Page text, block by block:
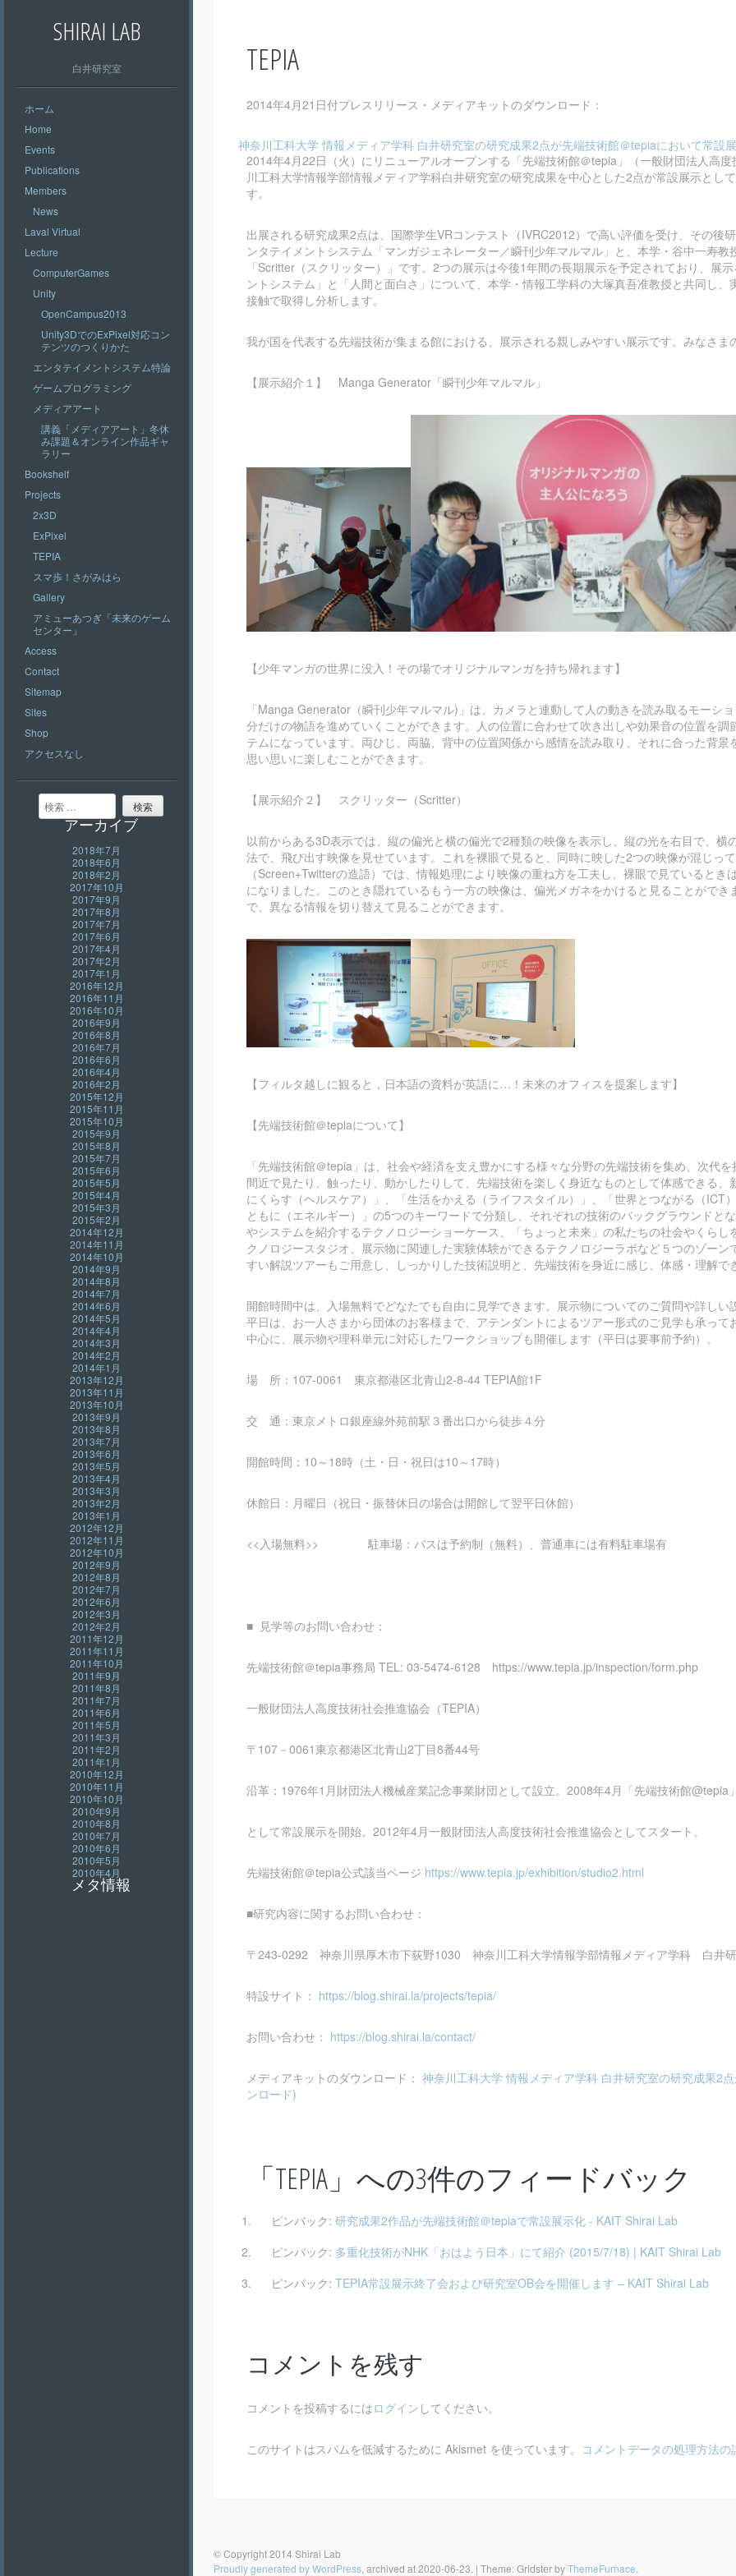
SHIRAI LAB
白井研究室
ホーム
Home
Events
Publications
Members
News
Laval Virtual
Lecture
ComputerGames
Unity
OpenCampus2013
Unity3DでのExPixel対応コン
テンツのつくりかた
エンタテイメントシステム特論
ゲームプログラミング
メディアアート
講義「メディアアート」冬休
み課題＆オンライン作品ギャ
ラリー
Bookshelf
Projects
2x3D
ExPixel
TEPIA
スマ歩！さがみはら
Gallery
アミューあつぎ「未来のゲーム
センター」
Access
Contact
Sitemap
Sites
Shop
アクセスなし
検索
アーカイブ
2018年7月
2018年6月
2018年2月
2017年10月
2017年9月
2017年8月
2017年7月
2017年6月
2017年4月
2017年2月
2017年1月
2016年12月
2016年11月
2016年10月
2016年9月
2016年8月
2016年7月
2016年6月
2016年4月
2016年2月
2015年12月
2015年11月
2015年10月
2015年9月
2015年8月
2015年7月
2015年6月
2015年5月
2015年4月
2015年3月
2015年2月
2014年12月
2014年11月
2014年10月
2014年9月
2014年8月
2014年7月
2014年6月
2014年5月
2014年4月
2014年3月
2014年2月
2014年1月
2013年12月
2013年11月
2013年10月
2013年9月
2013年8月
2013年7月
2013年6月
2013年5月
2013年4月
2013年3月
2013年2月
2013年1月
2012年12月
2012年11月
2012年10月
2012年9月
2012年8月
2012年7月
2012年6月
2012年3月
2012年2月
2011年12月
2011年11月
2011年10月
2011年9月
2011年8月
2011年7月
2011年6月
2011年5月
2011年3月
2011年2月
2011年1月
2010年12月
2010年11月
2010年10月
2010年9月
2010年8月
2010年7月
2010年6月
2010年5月
2010年4月
メタ情報
TEPIA
2014年4月21日付プレスリリース・メディアキットのダウンロード：
神奈川工科大学 情報メディア学科 白井研究室の研究成果2点が先端技術館＠tepiaにおいて常設
2014年4月22日（火）にリニューアルオープンする「先端技術館＠tepia」（一般財団法人高
川工科大学情報学部情報メディア学科白井研究室の研究成果を中心とした2点が常設展示とし
す。
出展される研究成果2点は、国際学生VRコンテスト（IVRC2012）で高い評価を受け、その後
ンタテイメントシステム「マンガジェネレーター／瞬刊少年マルマル」と、本学・谷中一寿
「Scritter（スクリッター）」です。2つの展示は今後1年間の長期展示を予定されており、展
ントシステム」と「人間と面白さ」について、本学・情報工学科の大塚真吾准教授と共同し
接触で取得し分析します。
我が国を代表する先端技術が集まる館における、展示される親しみやすい展示です。みなさ
【展示紹介１】 Manga Generator「瞬刊少年マルマル」
【少年マンガの世界に没入！その場でオリジナルマンガを持ち帰れます】
「Manga Generator（瞬刊少年マルマル)」は、カメラと連動して人の動きを読み取るモーシ
分だけの物語を進めていくことができます。人の位置に合わせて吹き出しや効果音の位置を
テムになっています。両ひじ、両脇、背中の位置関係から感情を読み取り、それに合った背
思い思いに楽しむことができます。
【展示紹介２】 スクリッター（Scritter）
以前からある3D表示では、縦の偏光と横の偏光で2種類の映像を表示し、縦の光を右目で、
法で、飛び出す映像を見せています。これを裸眼で見ると、同時に映した2つの映像が混じっ
（Screen+Twitterの造語）では、情報処理により映像の重ね方を工夫し、裸眼で見ていると
になりました。このとき隠れているもう一方の映像は、偏光メガネをかけると見ることがで
で、異なる情報を切り替えて見ることができます。
【フィルタ越しに観ると，日本語の資料が英語に…！未来のオフィスを提案します】
【先端技術館＠tepiaについて】
「先端技術館＠tepia」は、社会や経済を支え豊かにする様々な分野の先端技術を集め、次代
間近で見たり、触ったり、動かしたりして、先端技術を楽しく身近なものとして体感できる
にくらす（ヘルスケア）」、「生活をかえる（ライフスタイル）」、「世界とつながる（ICT
ともに（エネルギー）」の5つのキーワードで分類し、それぞれの技術のバックグラウンドと
やシステムを紹介するテクノロジーショーケース、「ちょっと未来」の私たちの社会やくら
クノロジースタジオ、展示物に関連した実験体験ができるテクノロジーラボなど５つのゾー
すい解説ツアーもご用意し、しっかりした技術説明と、先端技術を身近に感じ、体感・理解
開館時間中は、入場無料でどなたでも自由に見学できます。展示物についてのご質問や詳し
平日は、お一人さまから団体のお客様まで、アテンダントによるツアー形式のご見学も承っ
中心に、展示物や理科単元に対応したワークショップも開催します（平日は要事前予約）。
場 所：107-0061 東京都港区北青山2-8-44 TEPIA館1F
交 通：東京メトロ銀座線外苑前駅３番出口から徒歩４分
開館時間：10～18時（土・日・祝日は10～17時）
休館日：月曜日（祝日・振替休日の場合は開館して翌平日休館）
<<入場無料>> 駐車場：バスは予約制（無料）、普通車には有料駐車場有
■ 見学等のお問い合わせ：
先端技術館＠tepia事務局 TEL: 03-5474-6128 https://www.tepia.jp/inspection/form.php
一般財団法人高度技術社会推進協会（TEPIA）
〒107－0061東京都港区北青山2丁目8番44号
沿革：1976年1月財団法人機械産業記念事業財団として設立。2008年4月「先端技術館@tepia
として常設展示を開始。2012年4月一般財団法人高度技術社会推進協会としてスタート。
先端技術館＠tepia公式該当ページ https://www.tepia.jp/exhibition/studio2.html
■研究内容に関するお問い合わせ：
〒243-0292 神奈川県厚木市下荻野1030 神奈川工科大学情報学部情報メディア学科 白井
特設サイト： https://blog.shirai.la/projects/tepia/
お問い合わせ： https://blog.shirai.la/contact/
メディアキットのダウンロード： 神奈川工科大学 情報メディア学科 白井研究室の研究成果2
ンロード)
「TEPIA 」への3件のフィードバック
ピンバック: 研究成果2作品が先端技術館＠tepiaで常設展示化 - KAIT Shirai Lab
ピンバック: 多重化技術がNHK「おはよう日本」にて紹介 (2015/7/18) | KAIT Shirai Lab
ピンバック: TEPIA常設展示終了会および研究室OB会を開催します – KAIT Shirai Lab
コメントを残す
コメントを投稿するにはログイン してください。
このサイトはスパムを低減するために Akismet を使っています。 コメントデータの処理方法
© Copyright 2014 Shirai Lab
Proudly generated by WordPress , archived at 2020-06-23. | Theme: Gridster byThemeFurnace